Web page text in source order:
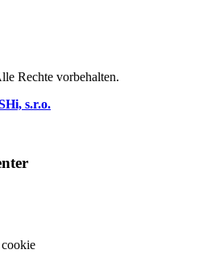
Rechte vorbehalten.
s.r.o.